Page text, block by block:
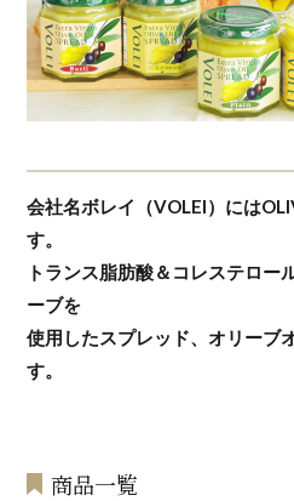
会社名ボレイ（VOLEI）には
す。
トランス脂肪酸＆コレステロー
ーブを
使用したスプレッド、オリーブ
す。
商品一覧